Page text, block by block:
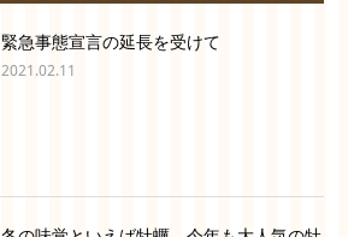
緊急事態宣言の延長を受けて
2021.02.11